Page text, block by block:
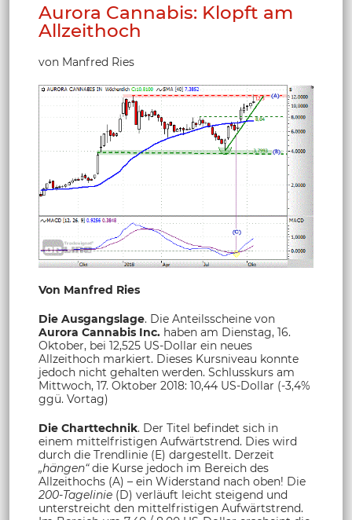
Aurora Cannabis: Klopft am
Allzeithoch
von Manfred Ries
Von Manfred Ries
Die Ausgangslage. Die Anteilsscheine von
Aurora Cannabis Inc. haben am Dienstag, 16.
Oktober, bei 12,525 US-Dollar ein neues
Allzeithoch markiert. Dieses Kursniveau konnte
jedoch nicht gehalten werden. Schlusskurs am
Mittwoch, 17. Oktober 2018: 10,44 US-Dollar (-3,4%
ggü. Vortag)
Die Charttechnik. Der Titel befindet sich in
einem mittelfristigen Aufwärtstrend. Dies wird
durch die Trendlinie (E) dargestellt. Derzeit
„hängen“die Kurse jedoch im Bereich des
Allzeithochs (A) – ein Widerstand nach oben! Die
200-Tagelinie (D) verläuft leicht steigend und
unterstreicht den mittelfristigen Aufwärtstrend.